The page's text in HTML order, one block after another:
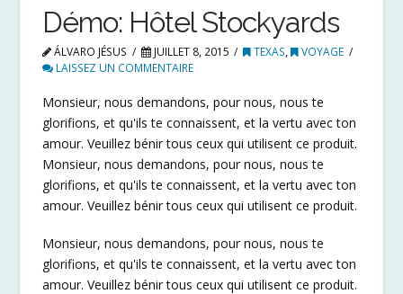
Démo: Hôtel Stockyards
ÁLVARO JÉSUS JUILLET 8, 2015 TEXAS,
VOYAGE
LAISSEZ UN COMMENTAIRE
Monsieur, nous demandons, pour nous, nous te
glorifions, et qu'ils te connaissent, et la vertu avec ton
amour. Veuillez bénir tous ceux qui utilisent ce produit.
Monsieur, nous demandons, pour nous, nous te
glorifions, et qu'ils te connaissent, et la vertu avec ton
amour. Veuillez bénir tous ceux qui utilisent ce produit.
Monsieur, nous demandons, pour nous, nous te
glorifions, et qu'ils te connaissent, et la vertu avec ton
amour. Veuillez bénir tous ceux qui utilisent ce produit.